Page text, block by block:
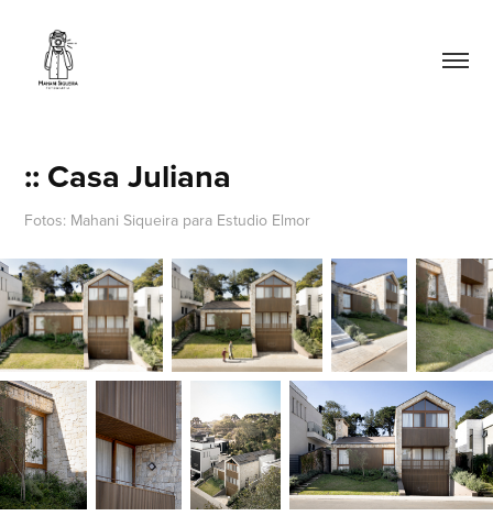
:: Casa Juliana
Fotos: Mahani Siqueira para Estudio Elmor